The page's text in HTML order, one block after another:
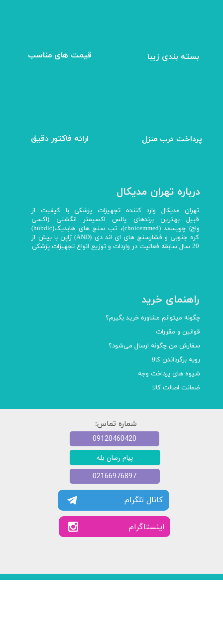
​قیمت های مناسب بسته بندی زیبا
ارائه فاکتور دقیق پرداخت درب منزل
درباره تهران مدیکال
تهران مدیکال وارد کننده تجهیزات پزشکی با کیفیت از
قبیل بهترین برندهای پالس اکسیمتر انگشتی (اکسی
واچ) چویسمد (choicemmed)، تب سنج های هابدیک(hubdic)
کره جنوبی و فشارسنج های ای اند دی (AND) ژاپن با بیش از
20 سال سابقه فعالیت در واردات و توزیع انواع تجهیزات پزشکی
راهنمای خرید
چگونه میتوانم مشاوره خرید بگیرم؟
قوانین و مقررات
سفارش من چگونه ارسال می‌شود؟
رویه برگرداندن کالا
شیوه های پرداخت وجه
ضمانت اصالت کالا
شماره تماس:
کانال تلگرام
​​اینستاگرام
پیام رسان بله
09120460420
02166976897